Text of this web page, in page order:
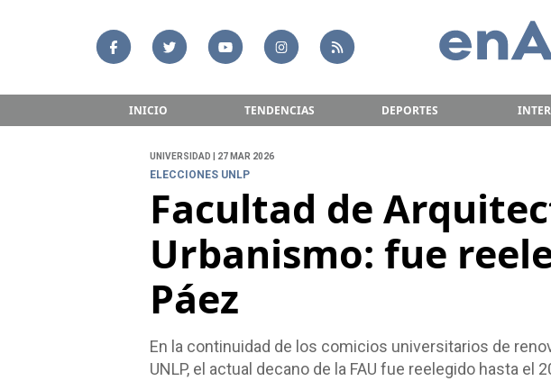
INICIO TENDENCIAS DEPORTES
UNIVERSIDAD | 27 MAR 2026
ELECCIONES UNLP
Facultad de
Urbanismo: fue
Páez
En la continuidad de los comicios universitarios de
UNLP, el actual decano de la FAU fue reelegido hasta el